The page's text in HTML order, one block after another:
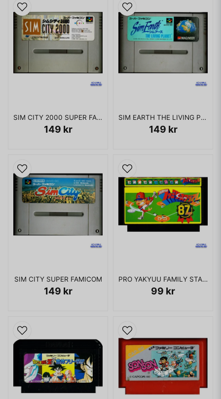
SIM CITY 2000 SUPER FAMICOM
149 kr
SIM EARTH THE LIVING PLANET SUPER FAMICOM
149 kr
SIM CITY SUPER FAMICOM
149 kr
PRO YAKYUU FAMILY STADIUM 87 FAMICOM
99 kr